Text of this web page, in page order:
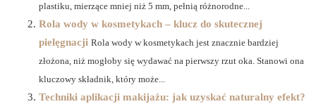
plastiku, mierzące mniej niż 5 mm, pełnią różnorodne...
Rola wody w kosmetykach – klucz do skutecznej
pielęgnacji Rola wody w kosmetykach jest znacznie bardziej
złożona, niż mogłoby się wydawać na pierwszy rzut oka. Stanowi ona
kluczowy składnik, który może...
Techniki aplikacji makijażu: jak uzyskać naturalny efekt?